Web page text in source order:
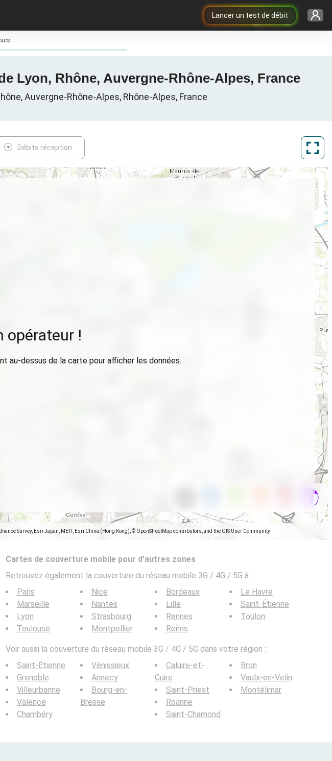
Lancer un test de débit
Lyon, Rhône, Auvergne-Rhône-Alpes, France
Auvergne-Rhône-Alpes, Rhône-Alpes, France
Débits réception
Survey, Esri Japan, METI, Esri China (Hong Kong), © OpenStreetMap contributors, and the GIS User Community
opérateur !
au-dessus de la carte pour afficher les données.
Cartes de couverture mobile pour d'autres zones
Retrouvez également la couverture du réseau mobile 3G / 4G / 5G à :
Paris
Marseille
Lyon
Toulouse
Nice
Nantes
Strasbourg
Montpellier
Bordeaux
Lille
Rennes
Reims
Le Havre
Saint-Étienne
Toulon
Voir aussi la couverture du réseau mobile 3G / 4G / 5G dans votre région :
Saint-Étienne
Grenoble
Villeurbanne
Valence
Chambéry
Vénissieux
Annecy
Bourg-en-
Bresse
Caluire-et-
Cuire
Saint-Priest
Roanne
Saint-Chamond
Bron
Vaulx-en-Velin
Montélimar